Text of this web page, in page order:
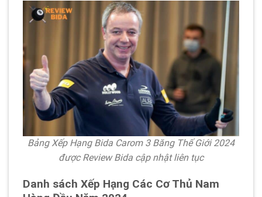
Bảng Xếp Hạng Bida Carom 3 Băng Thế Giới 2024
được Review Bida cập nhật liên tục
Danh sách Xếp Hạng Các Cơ Thủ Nam